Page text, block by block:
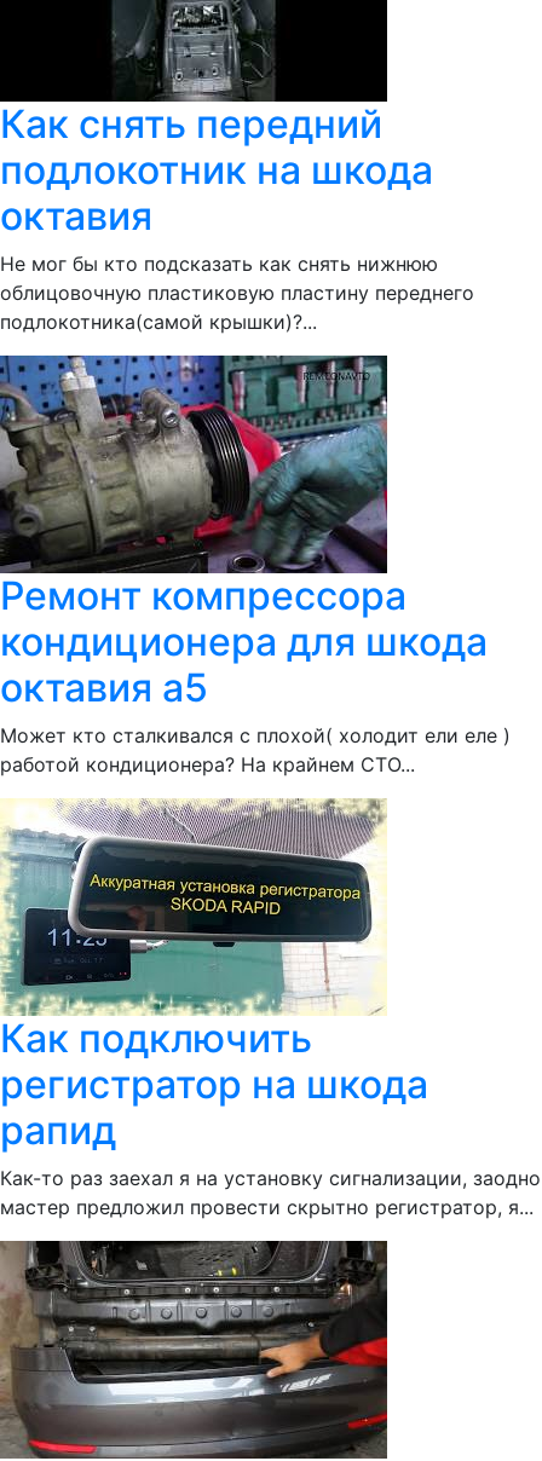
Как снять передний
подлокотник на шкода
октавия
Не мог бы кто подсказать как снять нижнюю
облицовочную пластиковую пластину переднего
подлокотника(самой крышки)?...
Ремонт компрессора
кондиционера для шкода
октавия а5
Может кто сталкивался с плохой( холодит ели еле )
работой кондиционера? На крайнем СТО...
Как подключить
регистратор на шкода
рапид
Как-то раз заехал я на установку сигнализации, заодно
мастер предложил провести скрытно регистратор, я...